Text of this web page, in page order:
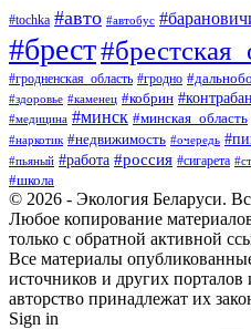
#tochka #авто #автобус
#брест
#гродненская_область #гродно
#здоровье #каменец #кобрин
#медицина #минск #минская_область
#наркотик #недвижимость #очередь
#пьяный #работа #россия #сигарета
#школа
© 2026 - Экология Беларуси.
Любое копирование
только с обратной активной
Все материалы
источников и других порталов
авторство принадлежат их
Sign in